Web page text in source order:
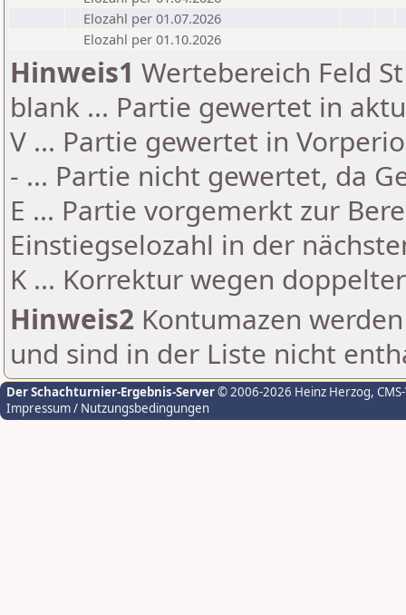
Elozahl per 01.07.2026
Elozahl per 01.10.2026
Hinweis1 Wertebereich Feld
blank ... Partie gewertet in
V ... Partie gewertet in
- ... Partie nicht gewertet, da
E ... Partie vorgemerkt zur
Einstiegselozahl in der
K ... Korrektur wegen
Hinweis2 Kontumazen
und sind in der Liste nicht
Der Schachturnier-Ergebnis-Server© 2006-2026 Heinz Herzog,
Impressum / Nutzungsbedingungen